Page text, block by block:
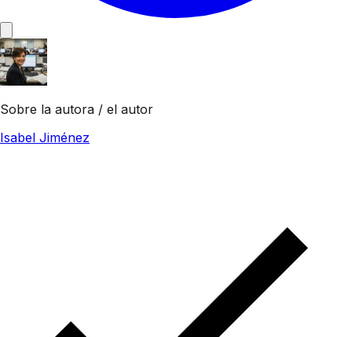
Sobre la autora / el autor
Isabel Jiménez